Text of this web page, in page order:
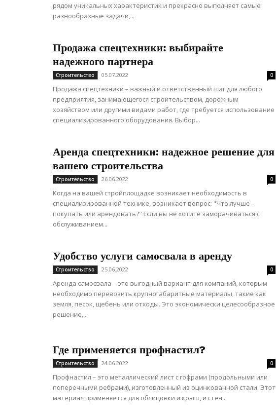
рядом уникальных характеристик и прекрасно выполняет самые
разнообразные задачи,...
Продажа спецтехники: выбирайте
надежного партнера
Строительство 05.07.2022 0
Продажа спецтехники – важный и ответственный шаг для любого
предприятия, занимающегося строительством, дорожным
хозяйством или другими видами работ, где требуется использование
специализированного оборудования. Выбор...
Аренда спецтехники: надежное решение для
вашего строительства
Строительство 26.06.2022 0
Когда на вашей стройплощадке возникает необходимость в
специализированной технике, возникает вопрос: "Что лучше –
покупать или арендовать?" Если вы не хотите заморачиваться с
обслуживанием...
Удобство услуги самосвала в аренду
Строительство 25.06.2022 0
Аренда самосвала – это выгодный вариант для компаний, которым
необходимо перевозить крупногабаритные материалы, такие как
земля, песок, щебень или отходы. Это экономически целесообразное
решение,...
Где применяется профнастил?
Строительство 24.06.2022 0
Профнастил – это металлический лист с гофрами (продольными или
поперечными ребрами), изготовленный из оцинкованной стали. Этот
материал применяется для облицовки и крыш, и стен...